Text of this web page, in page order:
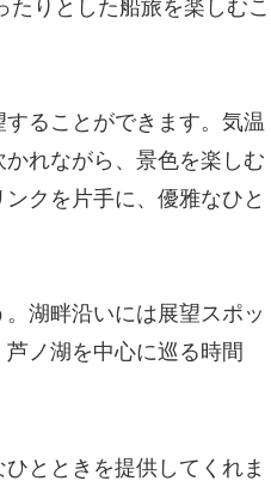
りとした船旅を楽しむこ
ることができます。気温
れながら、景色を楽しむ
クを片手に、優雅なひと
湖畔沿いには展望スポッ
ノ湖を中心に巡る時間
とときを提供してくれま